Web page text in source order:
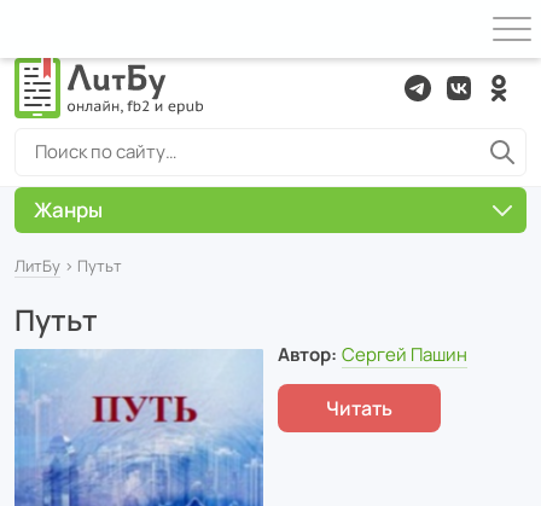
ЛитБу › Путьт
Путьт
Автор: Сергей Пашин
Читать
Жанры